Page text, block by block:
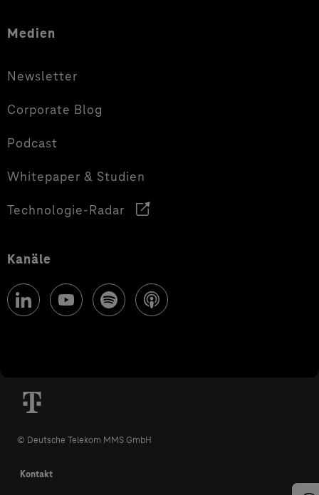
Medien
Newsletter
Corporate Blog
Podcast
Whitepaper & Studien
Technologie-Radar
Kanäle
© Deutsche Telekom MMS GmbH
Kontakt